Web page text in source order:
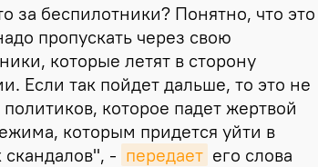
за беспилотники? Понятно, что это
пропускать через свою
которые летят в сторону
Если так пойдет дальше, то это не
которое падет жертвой
которым придется уйти в
скандалов", - передает его слова